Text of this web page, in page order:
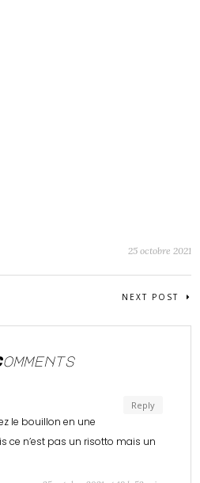
25 octobre 2021
NEXT POST
Reply
le bouillon en une
ce n’est pas un risotto mais un